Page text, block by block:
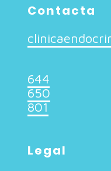
Contacta
644
650
801
Legal